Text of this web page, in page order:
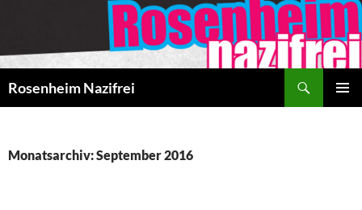
Rosenheim Nazifrei
Monatsarchiv: September 2016